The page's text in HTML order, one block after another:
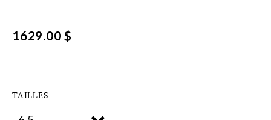
1629.00 $
TAILLES